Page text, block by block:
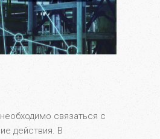
связаться с
действия. В